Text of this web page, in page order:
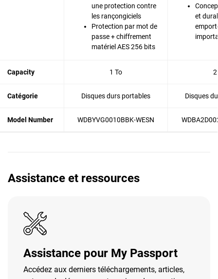
une protection contre
les rançongiciels
Protection par mot de
passe + chiffrement
matériel AES 256 bits
et
Capacity 1 To 2
Catégorie Disques durs portables Disques
Model Number WDBYVG0010BBK-WESN
Assistance et ressources
Assistance pour My Passport
Accédez aux derniers téléchargements, articles,